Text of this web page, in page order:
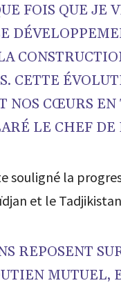
FOIS QUE JE
CETTE
NOS CŒURS EN
LE CHEF DE
souligné la
et le
REPOSENT
MUTUEL,